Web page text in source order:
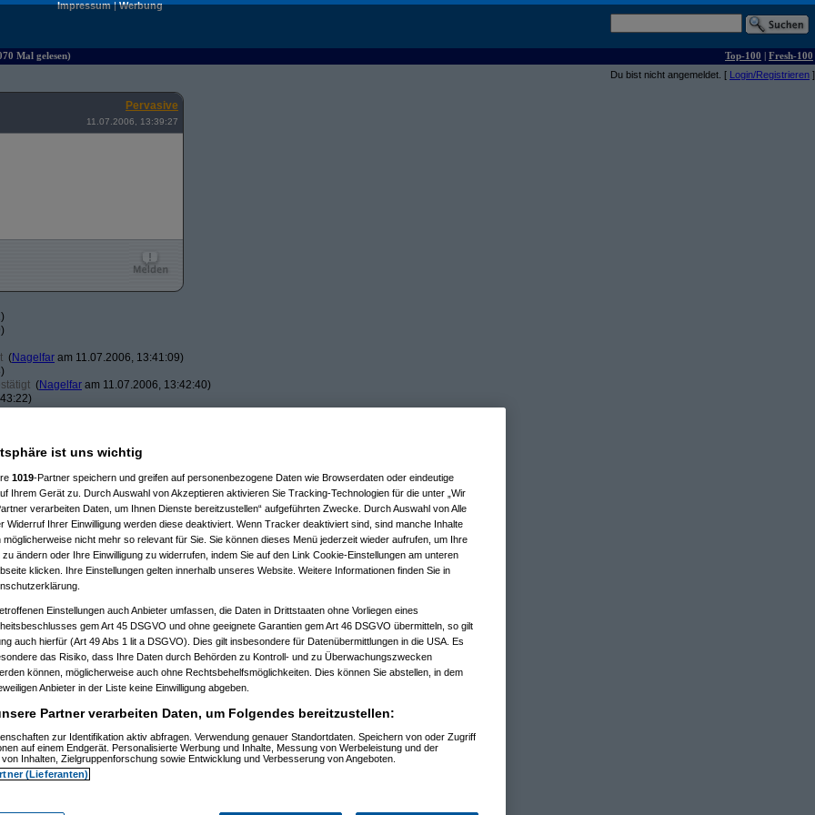
Impressum|Werbung
Mal gelesen) Top-100 | Fresh-100
Du bist nicht angemeldet. [ Login/Registrieren ]
Pervasive
11.07.2006, 13:39:27
(Nagelfar am 11.07.2006, 13:41:09)
(Nagelfar am 11.07.2006, 13:42:40)
19:18:54)
11.07.2006, 19:28:27)
19:20:36)
19:28:08)
19:31:25)
11.07.2006, 19:32:39)
am 11.07.2006, 19:37:57)
am 11.07.2006, 19:44:33)
am 11.07.2006, 19:46:14)
21:32:40)
21:36:07)
11.07.2006, 21:38:09)
20:38:15)
20:40:49)
ist uns wichtig
1019-Partner speichern und greifen auf personenbezogene Daten wie Browserdaten oder eindeutige
Ihrem Gerät zu. Durch Auswahl von Akzeptieren aktivieren Sie Tracking-Technologien für die unter „Wir
verarbeiten Daten, um Ihnen Dienste bereitzustellen“ aufgeführten Zwecke. Durch Auswahl von Alle
Widerruf Ihrer Einwilligung werden diese deaktiviert. Wenn Tracker deaktiviert sind, sind manche Inhalte
möglicherweise nicht mehr so relevant für Sie. Sie können dieses Menü jederzeit wieder aufrufen, um Ihre
zu ändern oder Ihre Einwilligung zu widerrufen, indem Sie auf den Link Cookie-Einstellungen am unteren
klicken. Ihre Einstellungen gelten innerhalb unseres Website. Weitere Informationen finden Sie in
Einstellungen auch Anbieter umfassen, die Daten in Drittstaaten ohne Vorliegen eines
gem Art 45 DSGVO und ohne geeignete Garantien gem Art 46 DSGVO übermitteln, so gilt
auch hierfür (Art 49 Abs 1 lit a DSGVO). Dies gilt insbesondere für Datenübermittlungen in die USA. Es
das Risiko, dass Ihre Daten durch Behörden zu Kontroll- und zu Überwachungszwecken
können, möglicherweise auch ohne Rechtsbehelfsmöglichkeiten. Dies können Sie abstellen, in dem
Anbieter in der Liste keine Einwilligung abgeben.
Partner verarbeiten Daten, um Folgendes bereitzustellen:
zur Identifikation aktiv abfragen. Verwendung genauer Standortdaten. Speichern von oder Zugriff
auf einem Endgerät. Personalisierte Werbung und Inhalte, Messung von Werbeleistung und der
Inhalten, Zielgruppenforschung sowie Entwicklung und Verbesserung von Angeboten.
(Lieferanten)